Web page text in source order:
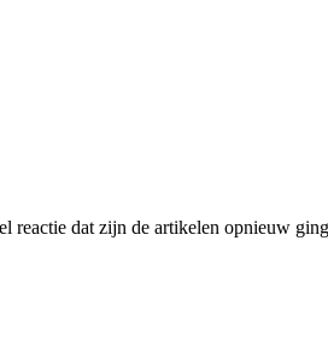
reactie dat zijn de artikelen opnieuw